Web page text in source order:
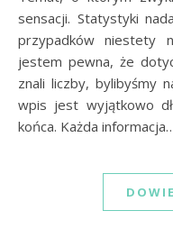
sensacji. Statystyki
przypadków niestety
jestem pewna, że
znali liczby, bylibyśmy
wpis jest wyjątkowo
końca. Każda